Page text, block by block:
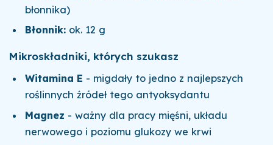
błonnika)
Błonnik: ok. 12 g
Mikroskładniki, których szukasz
Witamina E - migdały to jedno z najlepszych
roślinnych źródeł tego antyoksydantu
Magnez - ważny dla pracy mięśni, układu
nerwowego i poziomu glukozy we krwi